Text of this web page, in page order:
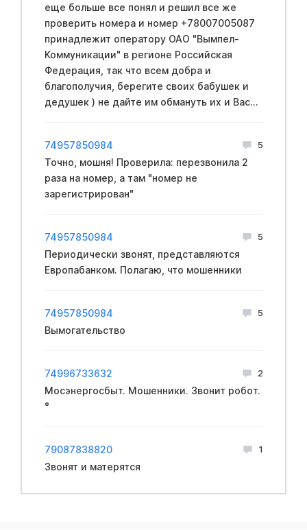
еще больше все понял и решил все же
проверить номера и номер +78007005087
принадлежит оператору ОАО "Вымпел-
Коммуникации" в регионе Российская
Федерация, так что всем добра и
благополучия, берегите своих бабушек и
дедушек ) не дайте им обмануть их и Вас...
74957850984 5
Точно, мошня! Проверила: перезвонила 2
раза на номер, а там "номер не
зарегистрирован"
74957850984 5
Периодически звонят, представляются
Европабанком. Полагаю, что мошенники
74957850984 5
Вымогательство
74996733632 2
Мосэнергосбыт. Мошенники. Звонит робот.
°
79087838820 1
Звонят и матерятся